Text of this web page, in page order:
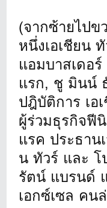
(จากซ้ายไป
หนึ่งเอเชียน
แอมบาสเดอ
แรก, ชู มินน์
ปฎิบัติการ เอ
ผู้ร่วมธุรกิจฟี
แรค ประธาน
น ทัวร์ และ โ
รัตน์ แบรนด์
เอกซ์เซล คน